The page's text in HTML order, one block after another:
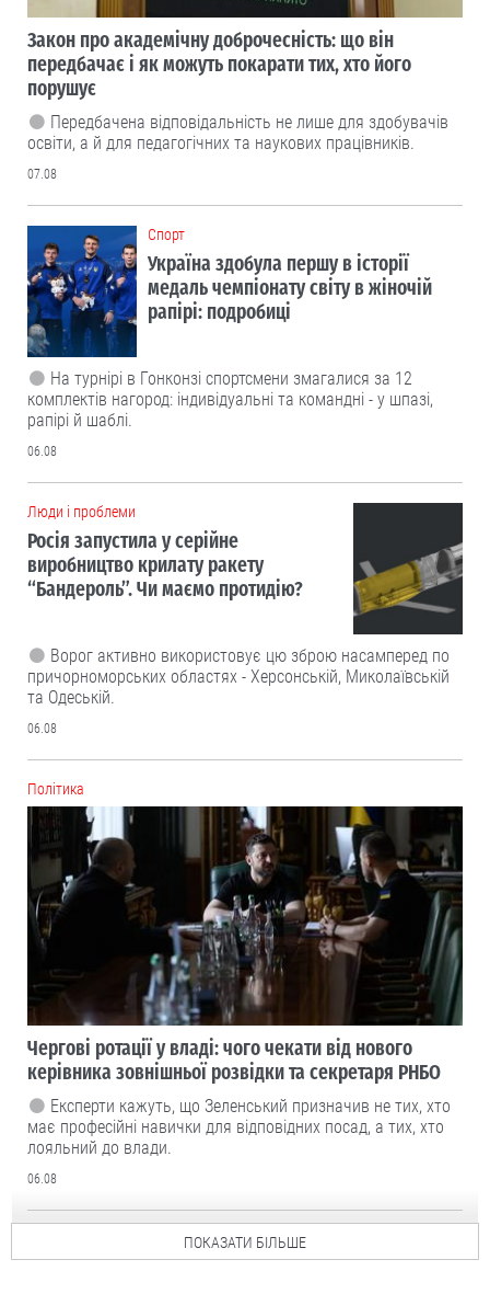
Закон про академічну доброчесність: що він
передбачає і як можуть покарати тих, хто його
порушує
Передбачена відповідальність не лише для здобувачів
освіти, а й для педагогічних та наукових працівників.
07.08
Cпорт
Україна здобула першу в історії
медаль чемпіонату світу в жіночій
рапірі: подробиці
На турнірі в Гонконзі спортсмени змагалися за 12
комплектів нагород: індивідуальні та командні - у шпазі,
рапірі й шаблі.
06.08
Люди і проблеми
Росія запустила у серійне
виробництво крилату ракету
“Бандероль”. Чи маємо протидію?
Ворог активно використовує цю зброю насамперед по
причорноморських областях - Херсонській, Миколаївській
та Одеській.
06.08
Політика
Чергові ротації у владі: чого чекати від нового
керівника зовнішньої розвідки та секретаря РНБО
Експерти кажуть, що Зеленський призначив не тих, хто
має професійні навички для відповідних посад, а тих, хто
лояльний до влади.
06.08
ПОКАЗАТИ БІЛЬШЕ